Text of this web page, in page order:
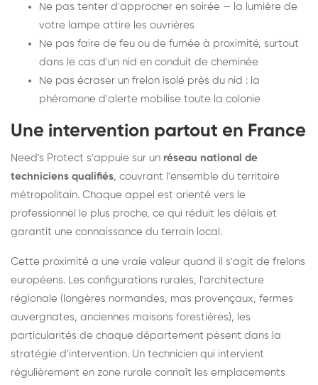
Ne pas tenter d'approcher en soirée — la lumière de
votre lampe attire les ouvrières
Ne pas faire de feu ou de fumée à proximité, surtout
dans le cas d'un nid en conduit de cheminée
Ne pas écraser un frelon isolé près du nid : la
phéromone d'alerte mobilise toute la colonie
Une intervention partout en France
Need's Protect s'appuie sur un réseau national de
techniciens qualifiés, couvrant l'ensemble du territoire
métropolitain. Chaque appel est orienté vers le
professionnel le plus proche, ce qui réduit les délais et
garantit une connaissance du terrain local.
Cette proximité a une vraie valeur quand il s'agit de frelons
européens. Les configurations rurales, l'architecture
régionale (longères normandes, mas provençaux, fermes
auvergnates, anciennes maisons forestières), les
particularités de chaque département pèsent dans la
stratégie d'intervention. Un technicien qui intervient
régulièrement en zone rurale connaît les emplacements